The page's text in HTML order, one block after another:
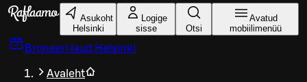
Liigu peamise sisu juurde
Asukoht
Helsinki
Logige
sisse
Otsi
Avatud
mobiilimenüü
Broneeri laud Helsinki
Avaleht